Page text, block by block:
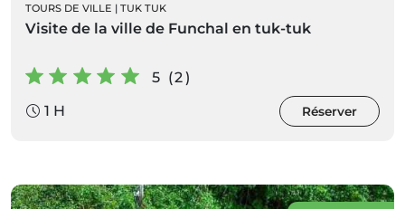
TOURS DE VILLE | TUK TUK
Visite de la ville de Funchal en tuk-tuk
5 (2)
1 H
Réserver